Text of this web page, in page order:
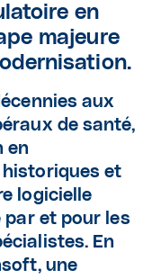
en
majeure
aux
de santé,
en
et
logicielle
par et pour les
En
une